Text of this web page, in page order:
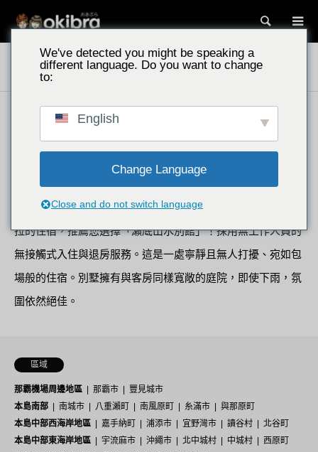
搜尋
「瀨底山水 別館」住宿心得！擁有海景與露天溫泉的頂級住宿！【沖繩
北部的高級日式別墅】
「瀨底山水 別館」住宿心得！擁有海景與露天
墅】
若您想在沖繩縣尋找兼具海景、露天浴池及高級別墅與套房維
拉的住宿，推薦您選擇「瀨底山水別館」！採用無工作人員的
無接觸式入住與退房服務。這是一處寧靜且無人打擾、宛如包
場般的住宿。別墅擁有與客房同樣寬敞的庭院，即使下雨，氛
圍依然絕佳。
區域
那霸機場周邊地區 那霸市
豐見城市
本島南部
南城市 八重瀨町 南風原町 糸滿市
與那原町
本島中部西海岸地區
嘉手納町 浦添市 宜野灣市 讀谷村
北谷町
本島中部東海岸地區
宇流麻市 沖繩市 北中城村 中城村
西原町
We've detected you might be speaking a
different language. Do you want to change
to:
English
Change Language
Close and do not switch language